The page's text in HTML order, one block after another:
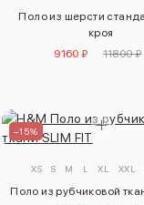
Поло из шерсти
кроя
9160 ₽
11800 ₽
–15%
XS S M L XL XXL
Поло из рубчиковой